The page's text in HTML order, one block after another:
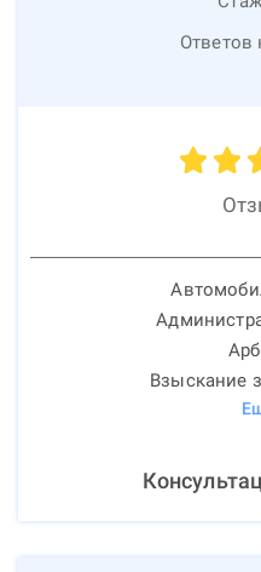
Ответов
Взыскание